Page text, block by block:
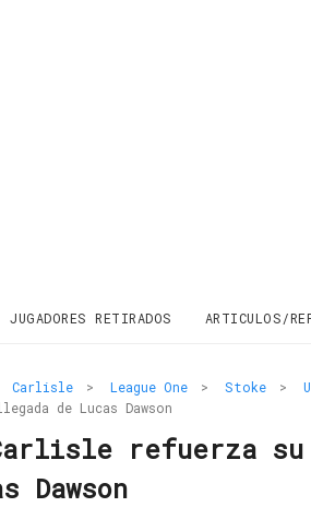
JUGADORES RETIRADOS ARTICULOS/
Carlisle > League One > Stoke >
de Lucas Dawson
refuerza su
Dawson